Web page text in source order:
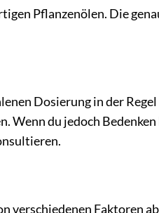
Pflanzenölen. Die
Dosierung in der Regel
Wenn du jedoch
verschiedenen Faktoren